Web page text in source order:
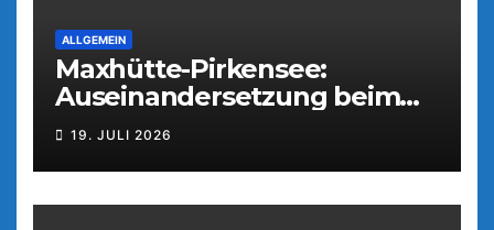
ALLGEMEIN
Maxhütte-Pirkensee:
Auseinandersetzung beim
Parkfest
19. JULI 2026